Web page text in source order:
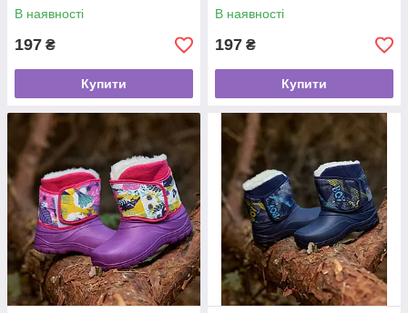
В наявності
197 ₴
Купити
В наявності
197 ₴
Купити